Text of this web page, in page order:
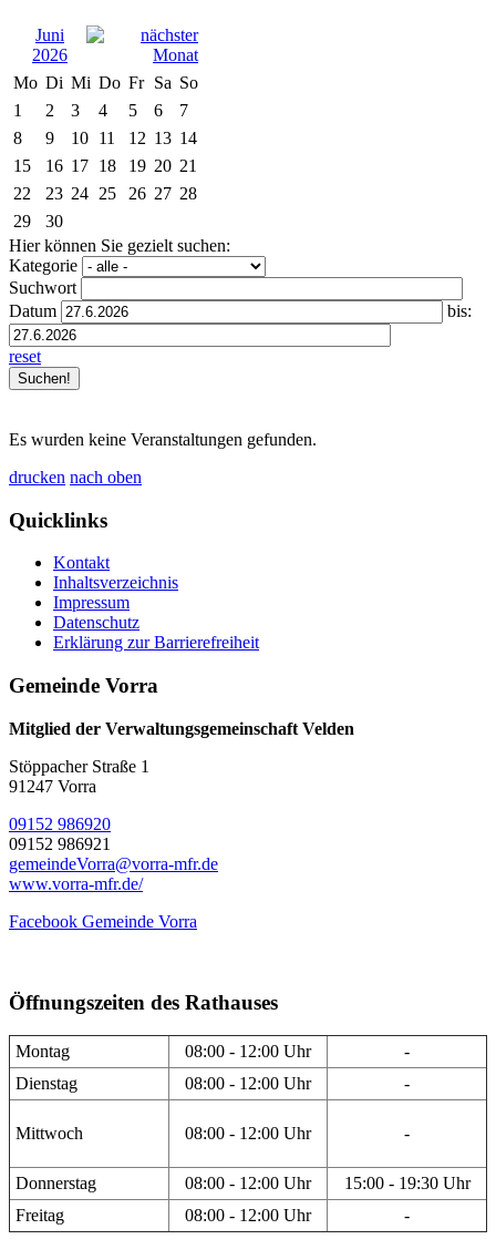
Juni
2026
Mo Di Mi Do Fr Sa So
1
2 3 4 5 6
7
8
9 10 11 12 13 14
15
16 17 18 19 20 21
22
23 24 25 26 27 28
29
30
Hier können Sie gezielt suchen:
Kategorie
Suchwort
Datum
bis:
reset
Es wurden keine Veranstaltungen gefunden.
drucken nach oben
Quicklinks
Kontakt
Inhaltsverzeichnis
Impressum
Datenschutz
Erklärung zur Barrierefreiheit
Gemeinde Vorra
Mitglied der Verwaltungsgemeinschaft Velden
Stöppacher Straße 1
91247 Vorra
09152 986920
09152 986921
gemeindeVorra@vorra-mfr.de
www.vorra-mfr.de/
Facebook Gemeinde Vorra
Öffnungszeiten des Rathauses
Montag 08:00 - 12:00 Uhr
-
Dienstag
08:00 - 12:00 Uhr -
Mittwoch 08:00 - 12:00 Uhr -
Donnerstag 08:00 - 12:00 Uhr
15:00 - 19:30 Uhr
Freitag
08:00 - 12:00 Uhr -